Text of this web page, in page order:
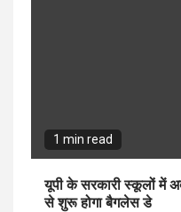
1 min read
यूपी के सरकारी स्कूलों में
से शुरू होगा बैगलेस डे